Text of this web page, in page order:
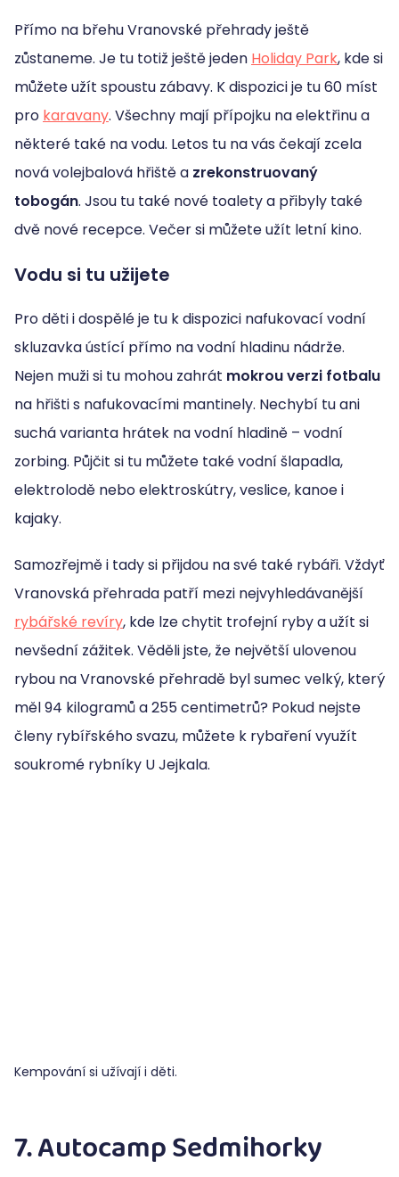
Přímo na břehu Vranovské přehrady ještě
zůstaneme. Je tu totiž ještě jeden Holiday Park, kde si
můžete užít spoustu zábavy. K dispozici je tu 60 míst
pro karavany. Všechny mají přípojku na elektřinu a
některé také na vodu. Letos tu na vás čekají zcela
nová volejbalová hřiště a zrekonstruovaný
tobogán. Jsou tu také nové toalety a přibyly také
dvě nové recepce. Večer si můžete užít letní kino.
Vodu si tu užijete
Pro děti i dospělé je tu k dispozici nafukovací vodní
skluzavka ústící přímo na vodní hladinu nádrže.
Nejen muži si tu mohou zahrát mokrou verzi fotbalu
na hřišti s nafukovacími mantinely. Nechybí tu ani
suchá varianta hrátek na vodní hladině – vodní
zorbing. Půjčit si tu můžete také vodní šlapadla,
elektrolodě nebo elektroskútry, veslice, kanoe i
kajaky.
Samozřejmě i tady si přijdou na své také rybáři. Vždyť
Vranovská přehrada patří mezi nejvyhledávanější
rybářské revíry, kde lze chytit trofejní ryby a užít si
nevšední zážitek. Věděli jste, že největší ulovenou
rybou na Vranovské přehradě byl sumec velký, který
měl 94 kilogramů a 255 centimetrů? Pokud nejste
členy rybířského svazu, můžete k rybaření využít
soukromé rybníky U Jejkala.
Kempování si užívají i děti.
7. Autocamp Sedmihorky